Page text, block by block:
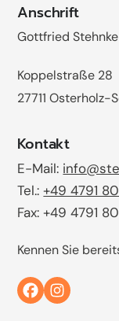
Anschrift
Gottfried
Koppelstraße 28
27711 Osterholz-
Kontakt
E-Mail:
Tel.:+49 4791
Fax: +49 4791
Kennen Sie